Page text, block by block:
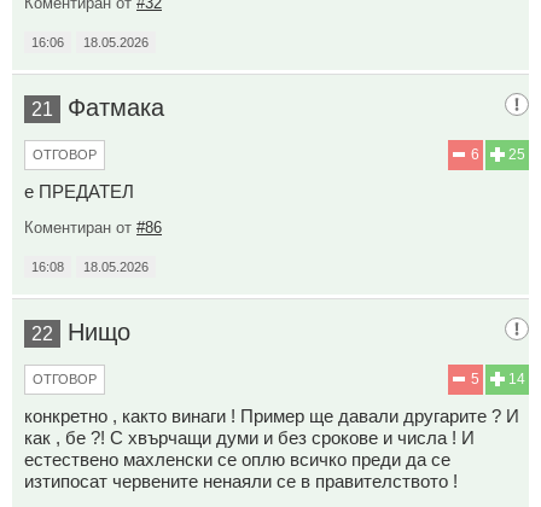
16:06 18.05.2026
21 Фатмака
25
6
ОТГОВОР
е ПРЕДАТЕЛ
Коментиран от #86
16:08 18.05.2026
22 Нищо
14
5
ОТГОВОР
конкретно , както винаги ! Пример ще давали другарите ? И
как , бе ?! С хвърчащи думи и без срокове и числа ! И
естествено махленски се оплю всичко преди да се
изтипосат червените ненаяли се в правителството !